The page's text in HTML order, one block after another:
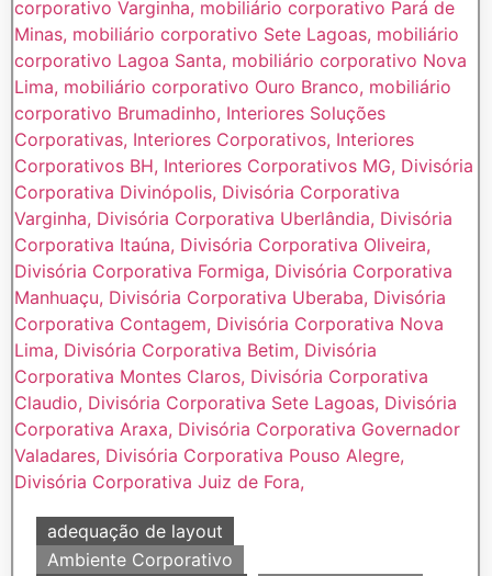
adequação de layout
Ambiente Corporativo